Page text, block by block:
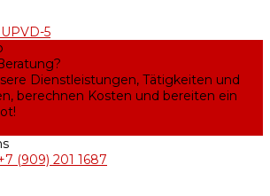
5
Dienstleistungen, Tätigkeiten und
berechnen Kosten und bereiten ein
(909) 201 1687